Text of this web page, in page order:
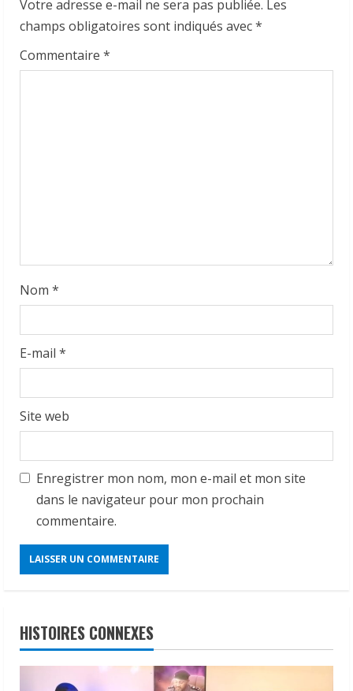
e
a
Votre adresse e-mail ne sera pas publiée. Les
champs obligatoires sont indiqués avec*
Commentaire *
Nom *
E-mail *
Site web
Enregistrer mon nom, mon e-mail et mon site
dans le navigateur pour mon prochain
commentaire.
HISTOIRES CONNEXES